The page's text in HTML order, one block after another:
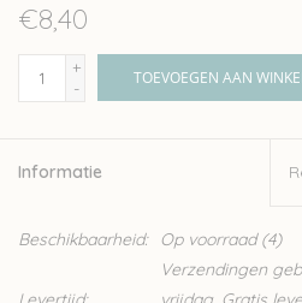
€8,40
+
-
TOEVOEGEN AAN
Informatie
Beschikbaarheid: Op voorraad(4)
Verzendingen